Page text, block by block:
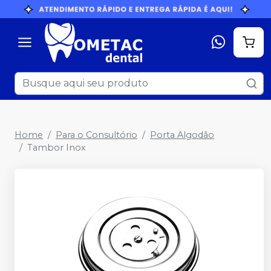
Home Para o Consultório
Porta Algodão
Tambor Inox